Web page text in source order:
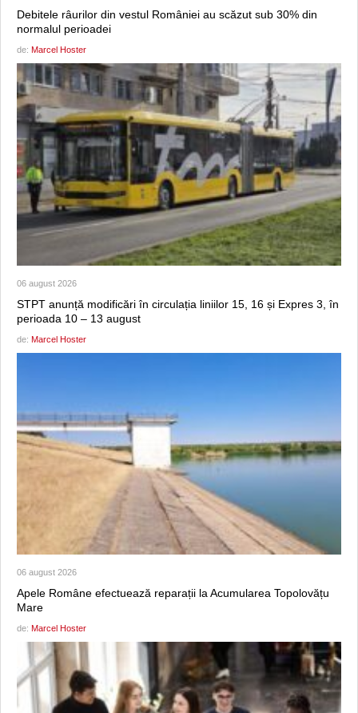
Debitele râurilor din vestul României au scăzut sub 30% din
normalul perioadei
de: Marcel Hoster
06 august 2026
STPT anunță modificări în circulația liniilor 15, 16 și Expres 3, în
perioada 10 – 13 august
de: Marcel Hoster
06 august 2026
Apele Române efectuează reparații la Acumularea Topolovățu
Mare
de: Marcel Hoster